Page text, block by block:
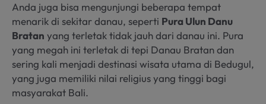
Anda juga bisa mengunjungi beberapa tempat
menarik di sekitar danau, seperti Pura Ulun Danu
Bratan yang terletak tidak jauh dari danau ini. Pura
yang megah ini terletak di tepi Danau Bratan dan
sering kali menjadi destinasi wisata utama di Bedugul,
yang juga memiliki nilai religius yang tinggi bagi
masyarakat Bali.